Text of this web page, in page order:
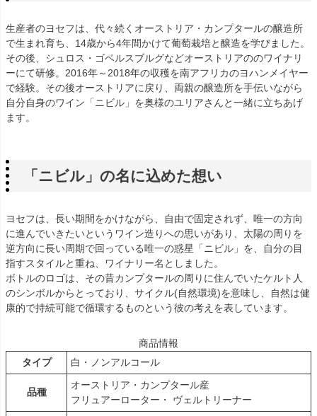
生産者のヨセフは、代々続くオーストリア・カンプタールの醸造所
で生まれ育ち、14歳から4年間かけて葡萄栽培と醸造を学びました。
その後、シュロス・ゴベルスブルグなどオーストリアののワイナリ
ーにて研修。2016年～2018年の収穫を南アフリカのヨハンメイヤー
で経験。その後オーストリアに戻り、両親の醸造所を手伝いながら
自分自身のワイン「ニビル」を奥様のユリアさんと一緒に立ちあげ
ます。
「ニビル」の名に込めた想い
ヨセフは、長い期間をかけながら、自由で固定されず、唯一の方向
に進んでいきたいというワイン造りへの思いがあり、太陽の周りを
逆方向に長い周期で回っている唯一の惑星「ニビル」を、自分の目
指すスタイルと重ね、ワイナリー名としました。
ボトルのロゴは、その昔カンプタールの周りに住んでいたケルト人
のシンボルからとっており、サイクル(自然環境)を意味し、自然は健
康的で持続可能で循環するものという彼の考えを表しています。
商品情報
タイプ
白・ノンアルコール
品種
オーストリア・カンプタール産
フリュアーローター・ ヴェルトリーナー